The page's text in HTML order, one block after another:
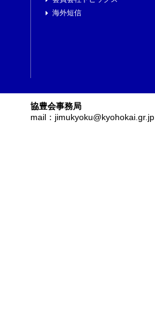
海外短信
協豊会事務局
mail：jimukyoku@kyohokai.gr.jp